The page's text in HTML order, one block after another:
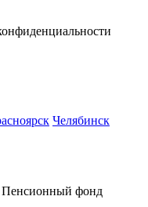
Челябинск
Пенсионный фонд